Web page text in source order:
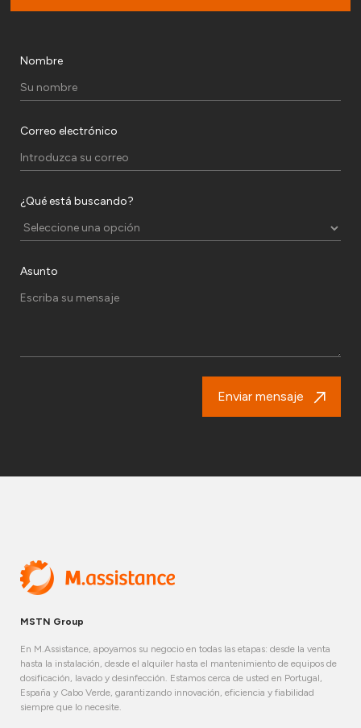
Nombre
Correo electrónico
¿Qué está buscando?
Asunto
Enviar mensaje
MSTN Group
En M.Assistance, apoyamos su negocio en todas las etapas: desde la venta
hasta la instalación, desde el alquiler hasta el mantenimiento de equipos de
dosificación, lavado y desinfección. Estamos cerca de usted en Portugal,
España y Cabo Verde, garantizando innovación, eficiencia y fiabilidad
siempre que lo necesite.